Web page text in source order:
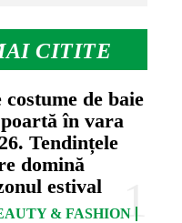
CITITE
costume de baie
poartă în vara
Tendințele
domină
estival
& FASHION